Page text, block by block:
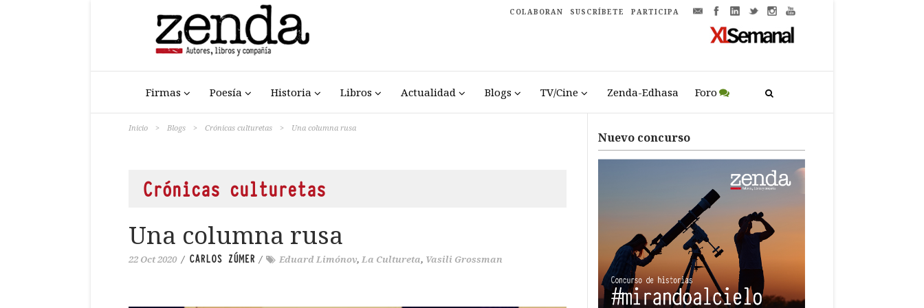
COLABORAN SUSCRÍBETE PARTICIPA
Firmas Poesía Historia Libros Actualidad Blogs TV/Cine Zenda-Edhasa Foro
Inicio > Blogs > Crónicas culturetas > Una columna rusa
Crónicas culturetas
Una columna rusa
22 Oct 2020 / CARLOS ZÚMER / Eduard Limónov, La Cultureta, Vasili Grossman
Nuevo concurso